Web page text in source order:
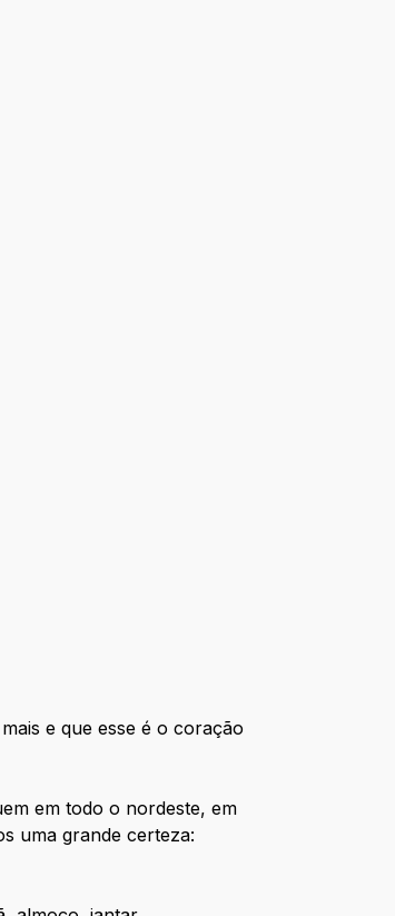
e que esse é o coração
em todo o nordeste, em
uma grande certeza: